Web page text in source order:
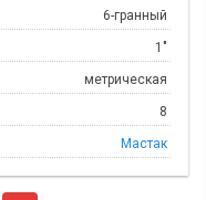
6-гранный
1"
метрическая
8
Мастак